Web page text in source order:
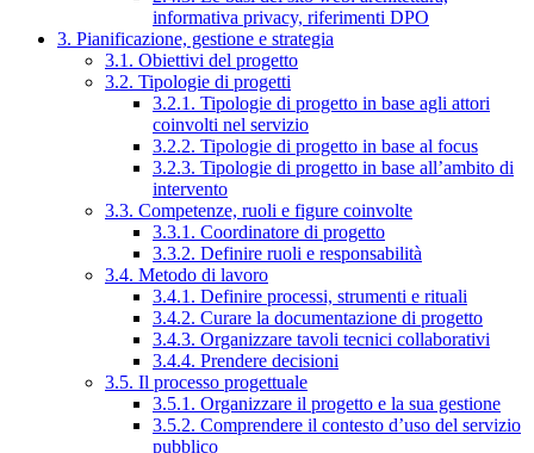
informativa privacy, riferimenti DPO
3. Pianificazione, gestione e strategia
3.1. Obiettivi del progetto
3.2. Tipologie di progetti
3.2.1. Tipologie di progetto in base agli attori
coinvolti nel servizio
3.2.2. Tipologie di progetto in base al focus
3.2.3. Tipologie di progetto in base all’ambito di
intervento
3.3. Competenze, ruoli e figure coinvolte
3.3.1. Coordinatore di progetto
3.3.2. Definire ruoli e responsabilità
3.4. Metodo di lavoro
3.4.1. Definire processi, strumenti e rituali
3.4.2. Curare la documentazione di progetto
3.4.3. Organizzare tavoli tecnici collaborativi
3.4.4. Prendere decisioni
3.5. Il processo progettuale
3.5.1. Organizzare il progetto e la sua gestione
3.5.2. Comprendere il contesto d’uso del servizio
pubblico